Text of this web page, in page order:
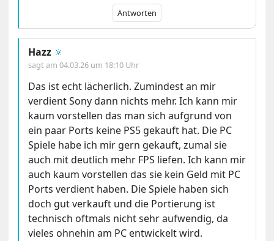
Antworten
Hazz 🔅
sagt am04.03.26 um 18:10 Uhr
Das ist echt lächerlich. Zumindest an mir
verdient Sony dann nichts mehr. Ich kann mir
kaum vorstellen das man sich aufgrund von
ein paar Ports keine PS5 gekauft hat. Die PC
Spiele habe ich mir gern gekauft, zumal sie
auch mit deutlich mehr FPS liefen. Ich kann mir
auch kaum vorstellen das sie kein Geld mit PC
Ports verdient haben. Die Spiele haben sich
doch gut verkauft und die Portierung ist
technisch oftmals nicht sehr aufwendig, da
vieles ohnehin am PC entwickelt wird.